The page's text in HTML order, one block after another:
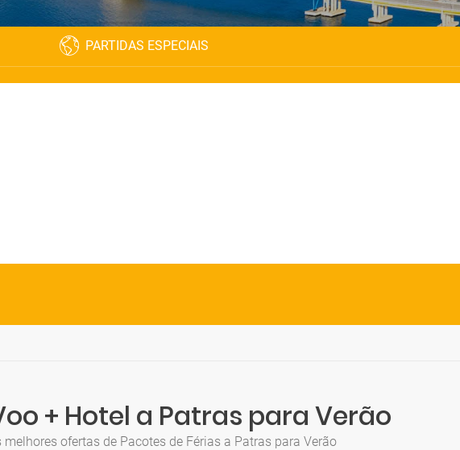
PARTIDAS ESPECIAIS
+ Hotel a Patras para Verão
melhores ofertas de Pacotes de Férias a Patras para Verão